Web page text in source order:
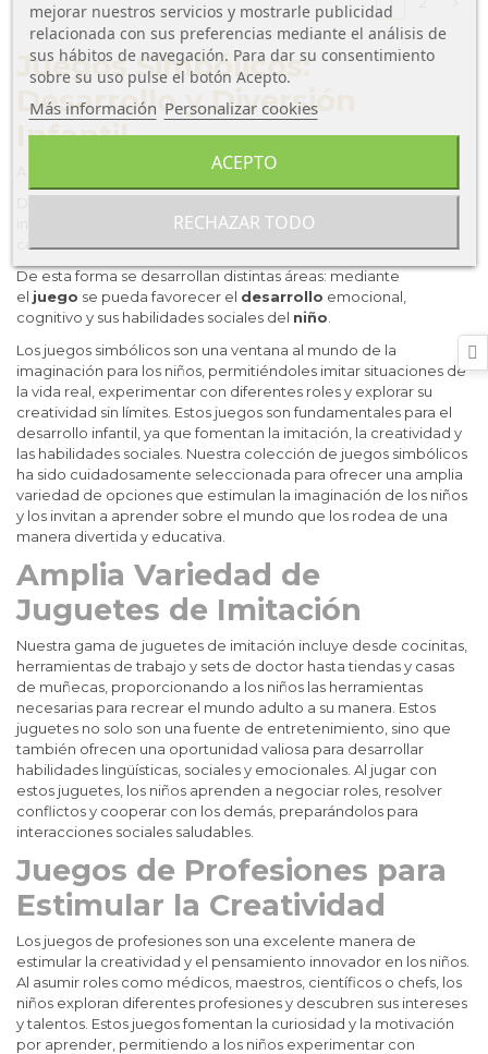
Juegos Simbólicos:
Desarrollo y Diversión
Infantil
A los niños les encanta imitarnos.
información que reciben y la reproducen para afianzar sus
conocimientos.
De esta forma se desarrollan distintas áreas: mediante
el juego se pueda favorecer el desarrollo emocional,
cognitivo y sus habilidades sociales del niño.
Los juegos simbólicos son una ventana al mundo de la
imaginación para los niños, permitiéndoles imitar situaciones de
la vida real, experimentar con diferentes roles y explorar su
creatividad sin límites. Estos juegos son fundamentales para el
desarrollo infantil, ya que fomentan la imitación, la creatividad y
las habilidades sociales. Nuestra colección de juegos simbólicos
ha sido cuidadosamente seleccionada para ofrecer una amplia
variedad de opciones que estimulan la imaginación de los niños
y los invitan a aprender sobre el mundo que los rodea de una
manera divertida y educativa.
Amplia Variedad de
Juguetes de Imitación
Nuestra gama de juguetes de imitación incluye desde cocinitas,
herramientas de trabajo y sets de doctor hasta tiendas y casas
de muñecas, proporcionando a los niños las herramientas
necesarias para recrear el mundo adulto a su manera. Estos
juguetes no solo son una fuente de entretenimiento, sino que
también ofrecen una oportunidad valiosa para desarrollar
habilidades lingüísticas, sociales y emocionales. Al jugar con
estos juguetes, los niños aprenden a negociar roles, resolver
conflictos y cooperar con los demás, preparándolos para
interacciones sociales saludables.
Juegos de Profesiones para
Estimular la Creatividad
Los juegos de profesiones son una excelente manera de
estimular la creatividad y el pensamiento innovador en los niños.
Al asumir roles como médicos, maestros, científicos o chefs, los
niños exploran diferentes profesiones y descubren sus intereses
y talentos. Estos juegos fomentan la curiosidad y la motivación
por aprender, permitiendo a los niños experimentar con
mejorar nuestros servicios y mostrarle publicidad
relacionada con sus preferencias mediante el análisis de
sus hábitos de navegación. Para dar su consentimiento
sobre su uso pulse el botón Acepto.
Más información Personalizar cookies
RECHAZAR TODO
ACEPTO